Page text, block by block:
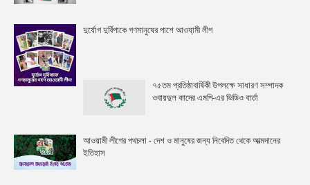
দুর্যোগ দুর্বিপাকে গণমানুষের পাশে আওযা়মী লীগ
৭৫তম প্রতিষ্ঠাবার্ষিকী উপলক্ষে সাধারণ সম্পাদক
ওবায়দুল কাদের এমপি-এর ভিডিও বার্তা
আওয়ামী লীগের পথচলা - দেশ ও মানুষের জন্য নিবেদিত থেকে আত্মদানের
ইতিহাস